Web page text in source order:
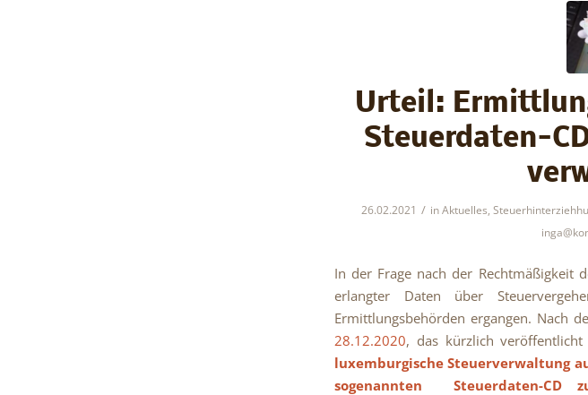
Urteil:
Steuerdaten-
26.02.2021 / inAktuelles,
In der Frage nach der Rechtmäßigkeit
erlangter Daten über
Ermittlungsbehörden ergangen. Nach
28.12.2020, das kürzlich
luxemburgische Steuerverwaltung
sogenannten Steuerdaten-CD